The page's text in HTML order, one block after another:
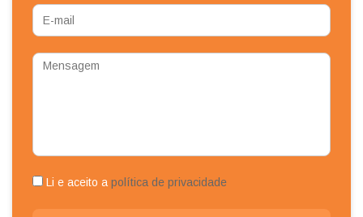
E-
mail
Mensagem
Li e aceito a política de privacidade